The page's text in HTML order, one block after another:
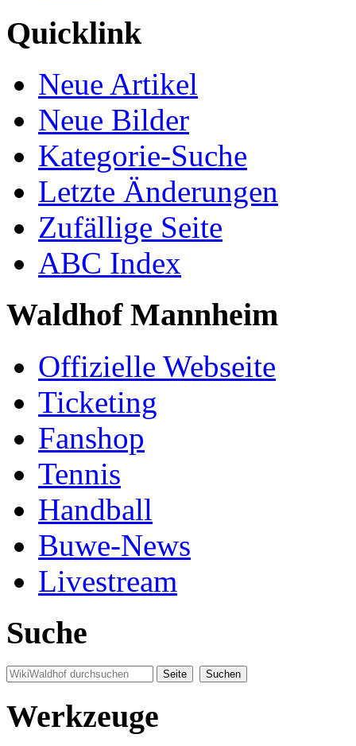
Quicklink
Neue Artikel
Neue Bilder
Kategorie-Suche
Letzte Änderungen
Zufällige Seite
ABC Index
Waldhof Mannheim
Offizielle Webseite
Ticketing
Fanshop
Tennis
Handball
Buwe-News
Livestream
Suche
Werkzeuge